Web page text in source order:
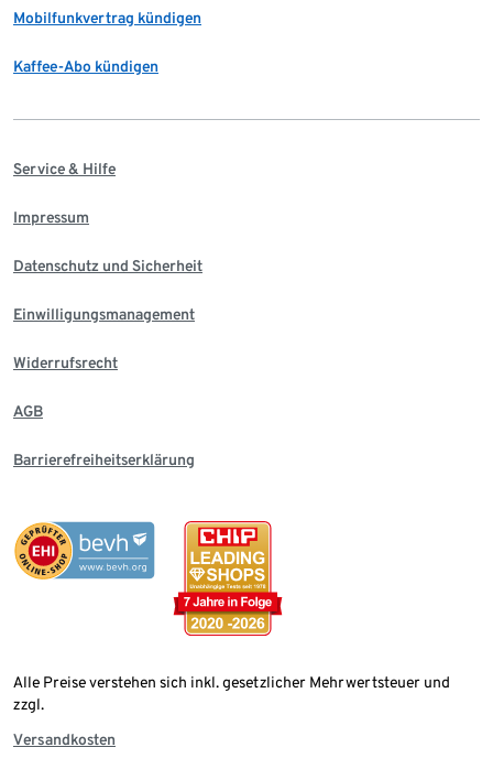
Mobilfunkvertrag kündigen
Kaffee-Abo kündigen
Service & Hilfe
Impressum
Datenschutz und Sicherheit
Einwilligungsmanagement
Widerrufsrecht
AGB
Barrierefreiheitserklärung
Alle Preise verstehen sich inkl. gesetzlicher Mehrwertsteuer und
zzgl.
Versandkosten